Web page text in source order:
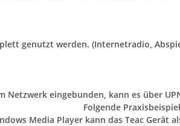
genutzt werden. (Internetradio,
Netzwerk eingebunden, kann es über
Folgende
Media Player kann das Teac Gerät